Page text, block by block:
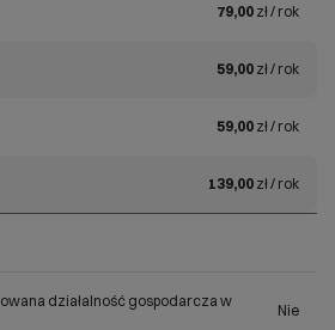
79,00 zł / rok
59,00 zł / rok
59,00 zł / rok
139,00 zł / rok
działalność gospodarcza w
Nie